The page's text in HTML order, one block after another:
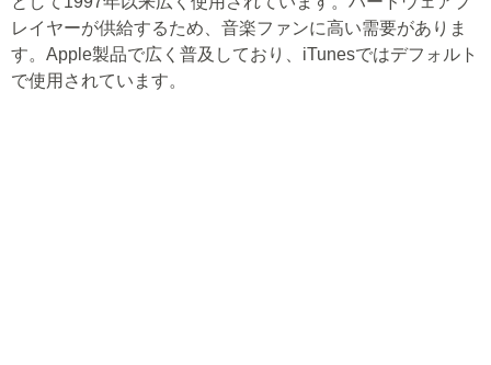
レイヤーが供給するため、音楽ファンに高い需要がありま
す。Apple製品で広く普及しており、iTunesではデフォルト
で使用されています。